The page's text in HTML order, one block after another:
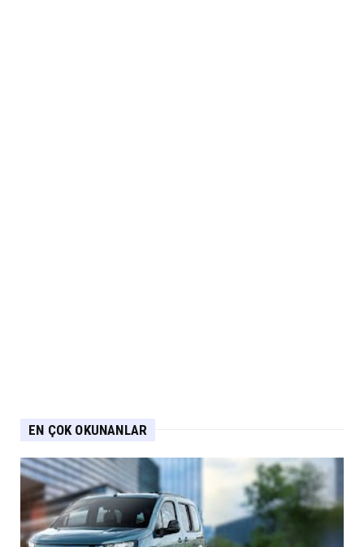
EN ÇOK OKUNANLAR